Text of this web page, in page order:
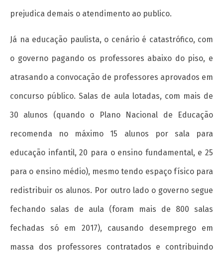
prejudica demais o atendimento ao publico.
Já na educação paulista, o cenário é catastrófico, com
o governo pagando os professores abaixo do piso, e
atrasando a convocação de professores aprovados em
concurso público. Salas de aula lotadas, com mais de
30 alunos (quando o Plano Nacional de Educação
recomenda no máximo 15 alunos por sala para
educação infantil, 20 para o ensino fundamental, e 25
para o ensino médio), mesmo tendo espaço físico para
redistribuir os alunos. Por outro lado o governo segue
fechando salas de aula (foram mais de 800 salas
fechadas só em 2017), causando desemprego em
massa dos professores contratados e contribuindo